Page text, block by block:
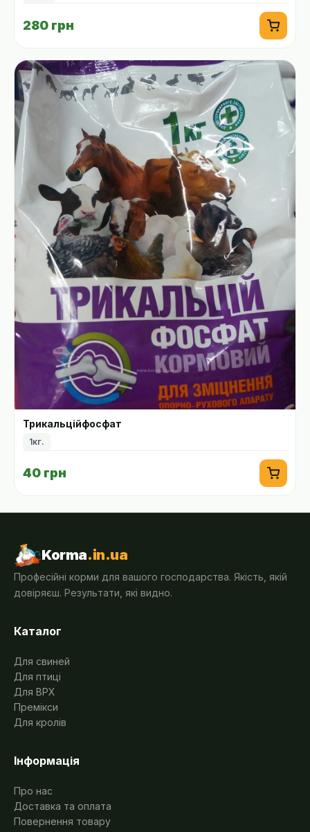
280 грн
Трикальційфосфат
1кг.
40 грн
Korma.in.ua
Професійні корми для вашого господарства. Якість, якій
довіряєш. Результати, які видно.
Каталог
Для свиней
Для птиці
Для ВРХ
Премікси
Для кролів
Інформація
Про нас
Доставка та оплата
Повернення товару